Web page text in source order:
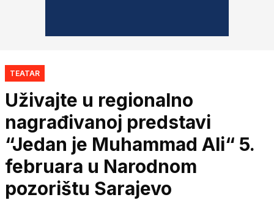
TEATAR
Uživajte u regionalno
nagrađivanoj predstavi
“Jedan je Muhammad Ali“ 5.
februara u Narodnom
pozorištu Sarajevo